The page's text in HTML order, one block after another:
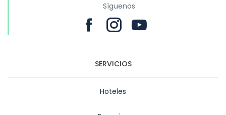
Síguenos
SERVICIOS
Hoteles